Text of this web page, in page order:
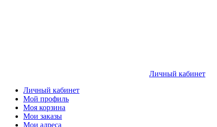
Личный кабинет
Личный кабинет
Мой профиль
Моя корзина
Мои заказы
Мои адреса